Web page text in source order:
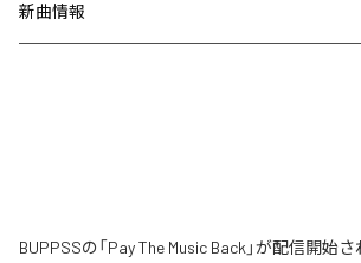
新曲情報
BUPPSSの「Pay The Music Back」が配信開始